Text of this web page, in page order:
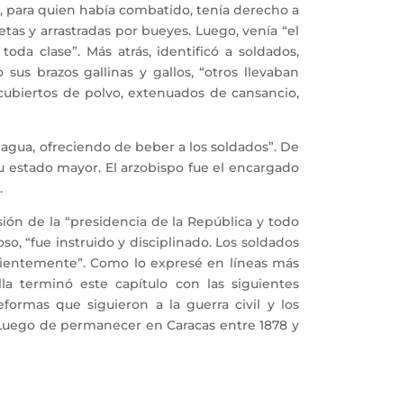
para quien había combatido, tenía derecho a
y arrastradas por bueyes. Luego, venía “el
clase”. Más atrás, identificó a soldados,
brazos gallinas y gallos, “otros llevaban
de polvo, extenuados de cansancio,
ofreciendo de beber a los soldados”. De
mayor. El arzobispo fue el encargado
de la “presidencia de la República y todo
“fue instruido y disciplinado. Los soldados
Como lo expresé en líneas más
terminó este capítulo con las siguientes
que siguieron a la guerra civil y los
de permanecer en Caracas entre 1878 y